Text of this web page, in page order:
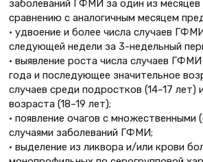
заболеваний ГФМИ за один из месяцев
сравнению с аналогичным месяцем
• удвоение и более числа случаев
следующей недели за 3-недельный
• выявление роста числа случаев
года и последующее значительное
случаев среди подростков (14–17 лет)
возраста (18–19 лет);
• появление очагов с множественными
случаями заболеваний ГФМИ;
• выделение из ликвора и/или крови